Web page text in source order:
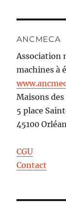
ANCMECA
Association
machines à
Maisons
5 place
45100
CGU
Contact